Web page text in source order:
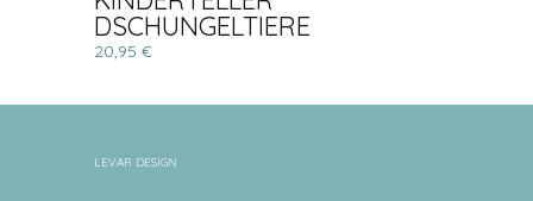
DSCHUNGELTIERE
20,95 €
LEVAR DESIGN